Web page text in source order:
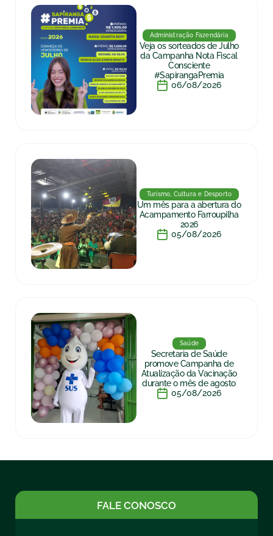
Administração Fazendária
Veja os sorteados de Julho
da Campanha Nota Fiscal
Consciente
#SapirangaPremia
06/08/2026
Turismo, Cultura e Desporto
Um mês para a abertura do
Acampamento Farroupilha
2026
05/08/2026
Saúde
Secretaria de Saúde
promove Campanha de
Atualização da Vacinação
durante o mês de agosto
05/08/2026
FALE CONOSCO